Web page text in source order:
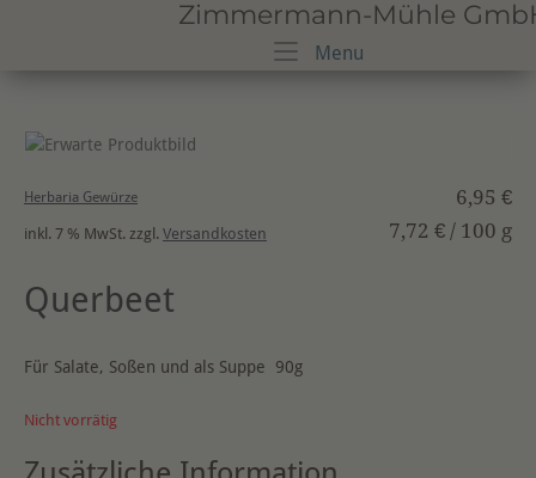
content
Zimmermann-Mühle
Menu
6,95 €
Herbaria Gewürze
7,72 € / 100 g
inkl. 7 % MwSt. zzgl. Versandkosten
Querbeet
Für Salate, Soßen und als Suppe 90g
Nicht vorrätig